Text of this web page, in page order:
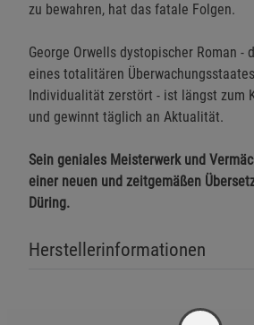
zu bewahren, hat das fatale Folgen.
George Orwells dystopischer Roman -
eines totalitären
Individualität zerstört - ist längst zum
und gewinnt täglich an Aktualität.
Sein geniales Meisterwerk und
einer neuen und zeitgemäßen
Düring.
Herstellerinformationen